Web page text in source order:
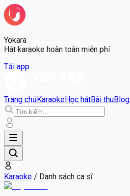
Yokara
Hát karaoke hoàn toàn miễn phí
Tải app
Trang chủKaraokeHọc hátBài thuBlog
Karaoke / Danh sách ca sĩ